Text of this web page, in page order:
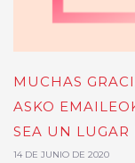
MUCHAS
ASKO
SEA UN LUGAR
14 DE JUNIO DE 2020